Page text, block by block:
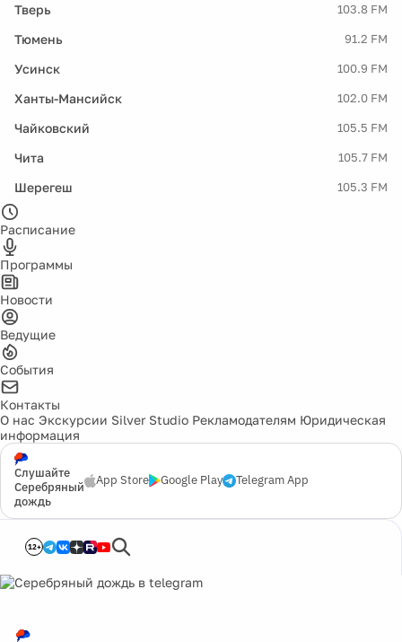
Тверь 103.8 FM
Тюмень 91.2 FM
Усинск 100.9 FM
Ханты-Мансийск 102.0 FM
Чайковский 105.5 FM
Чита 105.7 FM
Шерегеш 105.3 FM
Расписание
Программы
Новости
Ведущие
События
Контакты
О нас Экскурсии Silver Studio Рекламодателям Юридическая
информация
Слушайте
Серебряный
дождь
App Store Google Play Telegram App
12+